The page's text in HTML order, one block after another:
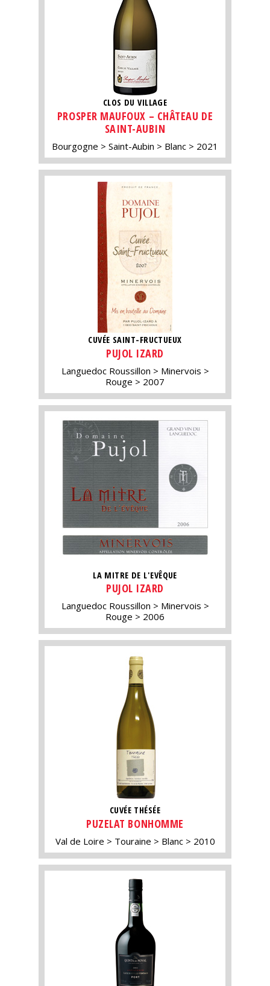
CLOS DU VILLAGE
PROSPER MAUFOUX – CHÂTEAU DE
SAINT-AUBIN
Bourgogne Saint-Aubin Blanc 2021
CUVÉE SAINT-FRUCTUEUX
PUJOL IZARD
Languedoc Roussillon
Minervois
Rouge
2007
LA MITRE DE L'EVÊQUE
PUJOL IZARD
Languedoc Roussillon
Minervois
Rouge
2006
CUVÉE THÉSÉE
PUZELAT BONHOMME
Val de Loire Touraine Blanc 2010